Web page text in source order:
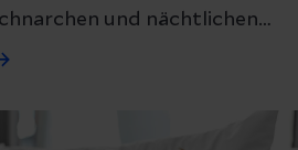
und nächtlichen
Eine Therapiemöglichkeit